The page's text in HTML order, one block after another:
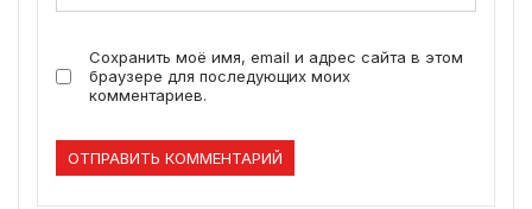
Сохранить моё имя, email и адрес сайта в этом
браузере для последующих моих
комментариев.